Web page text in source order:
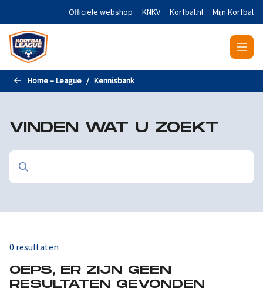
Naar de hoofdinhoud gaanOfficiële webshop KNKV Korfbal.nl Mijn Korfbal
Home – League Kennisbank
VINDEN WAT U ZOEKT
0 resultaten
OEPS, ER ZIJN GEEN
RESULTATEN GEVONDEN